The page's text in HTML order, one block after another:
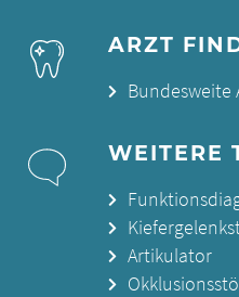
ARZT
Bundesweite
WEITERE
Artikulator